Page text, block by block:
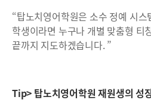
“탑노치영어학원은 소수 정예 시
학생이라면 누구나 개별 맞춤형 티
끝까지 지도하겠습니다. ”
Tip> 탑노치영어학원 재원생의 성